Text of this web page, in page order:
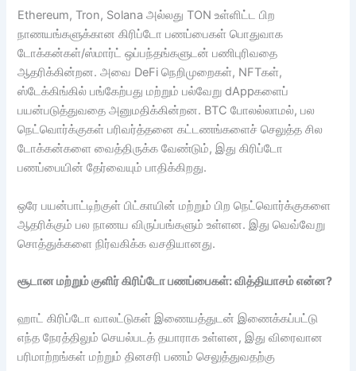
Ethereum, Tron, Solana அல்லது TON உள்ளிட்ட பிற
நாணயங்களுக்கான கிரிப்டோ பணப்பைகள் பொதுவாக
டோக்கன்கள்/ஸ்மார்ட் ஒப்பந்தங்களுடன் பணிபுரிவதை
ஆதரிக்கின்றன. அவை DeFi நெறிமுறைகள், NFTகள்,
ஸ்டேக்கிங்கில் பங்கேற்பது மற்றும் பல்வேறு dAppகளைப்
பயன்படுத்துவதை அனுமதிக்கின்றன. BTC போலல்லாமல், பல
நெட்வொர்க்குகள் பரிவர்த்தனை கட்டணங்களைச் செலுத்த சில
டோக்கன்களை வைத்திருக்க வேண்டும், இது கிரிப்டோ
பணப்பையின் தேர்வையும் பாதிக்கிறது.
ஒரே பயன்பாட்டிற்குள் பிட்காயின் மற்றும் பிற நெட்வொர்க்குகளை
ஆதரிக்கும் பல நாணய விருப்பங்களும் உள்ளன. இது வெவ்வேறு
சொத்துக்களை நிர்வகிக்க வசதியானது.
சூடான மற்றும் குளிர் கிரிப்டோ பணப்பைகள்: வித்தியாசம் என்ன?
ஹாட் கிரிப்டோ வாலட்டுகள் இணையத்துடன் இணைக்கப்பட்டு
எந்த நேரத்திலும் செயல்படத் தயாராக உள்ளன, இது விரைவான
பரிமாற்றங்கள் மற்றும் தினசரி பணம் செலுத்துவதற்கு